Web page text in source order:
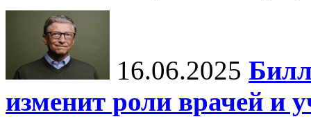
16.06.2025
изменит роли врачей и